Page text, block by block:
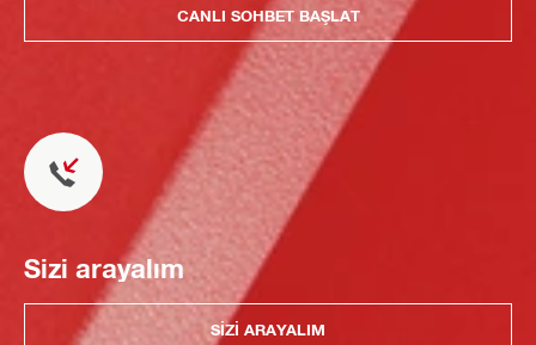
CANLI SOHBET BAŞLAT
Sizi arayalım
SIZI ARAYALIM